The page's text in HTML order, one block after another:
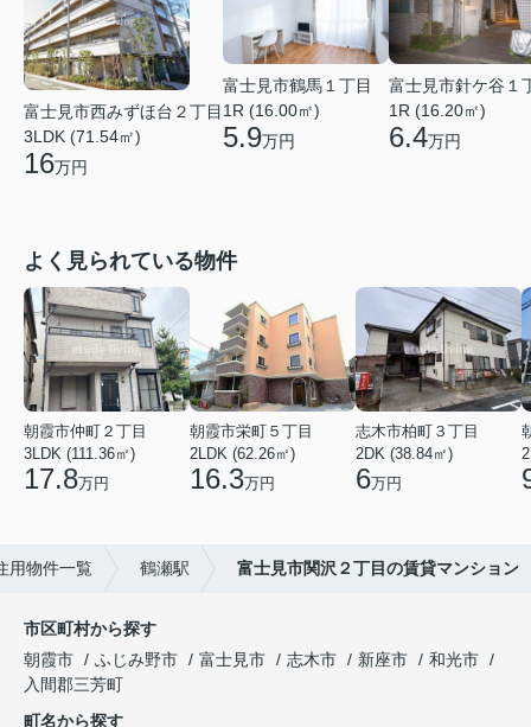
富士見市西みずほ台２丁目
3LDK (71.54㎡)
16万円
富士見市鶴馬１丁目
1R (16.00㎡)
5.9万円
富士見市針ケ谷１
1R (16.20㎡)
6.4万円
よく見られている物件
朝霞市仲町２丁目
3LDK (111.36㎡)
17.8万円
朝霞市栄町５丁目
2LDK (62.26㎡)
16.3万円
志木市柏町３丁目
2DK (38.84㎡)
6万円
用物件一覧 鶴瀬駅 富士見市関沢２丁目の賃貸マンション
市区町村から探す
朝霞市
ふじみ野市 富士見市 志木市 新座市
和光市
入間郡三芳町
町名から探す